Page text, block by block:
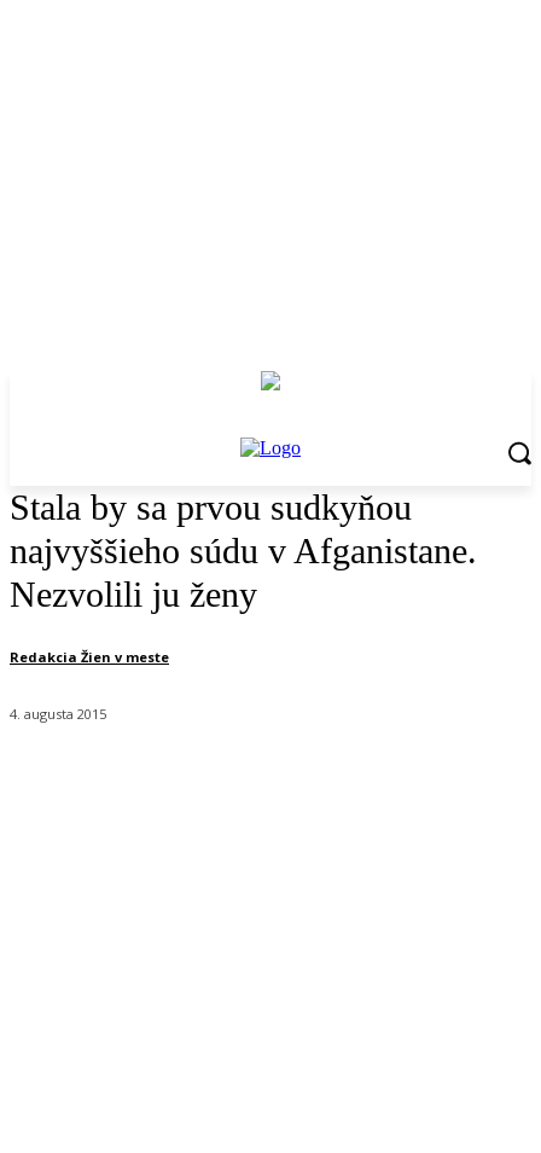
Stala by sa prvou sudkyňou
najvyššieho súdu v Afganistane.
Nezvolili ju ženy
Redakcia Žien v meste
4. augusta 2015